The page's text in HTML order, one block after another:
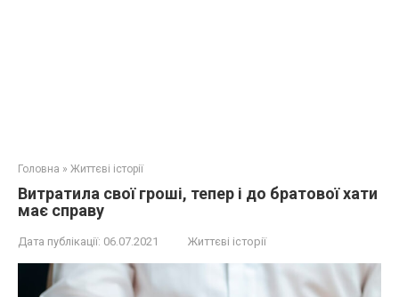
Головна » Життєві історії
Витратила свої гроші, тепер і до братової хати
має справу
Дата публікації: 06.07.2021 Життєві історії